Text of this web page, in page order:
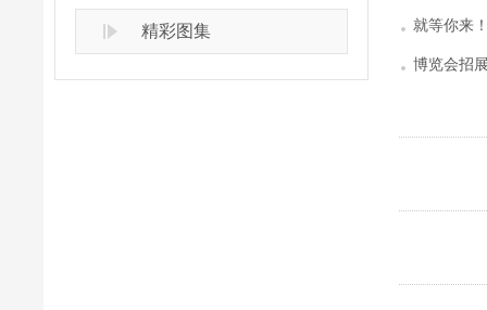
精彩图集 就等你来
博览会招